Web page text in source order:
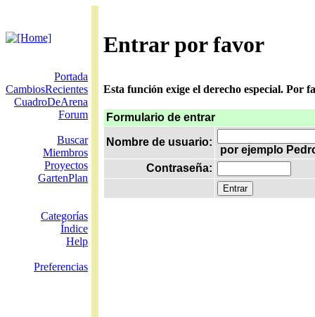
Entrar por favor
Portada
CambiosRecientes
CuadroDeArena
Forum
Buscar
Miembros
Proyectos
GartenPlan
Categorías
Índice
Help
Preferencias
Esta función exige el derecho especial. Por
Formulario de entrar
Nombre de usuario:
por ejemplo
Contraseña: